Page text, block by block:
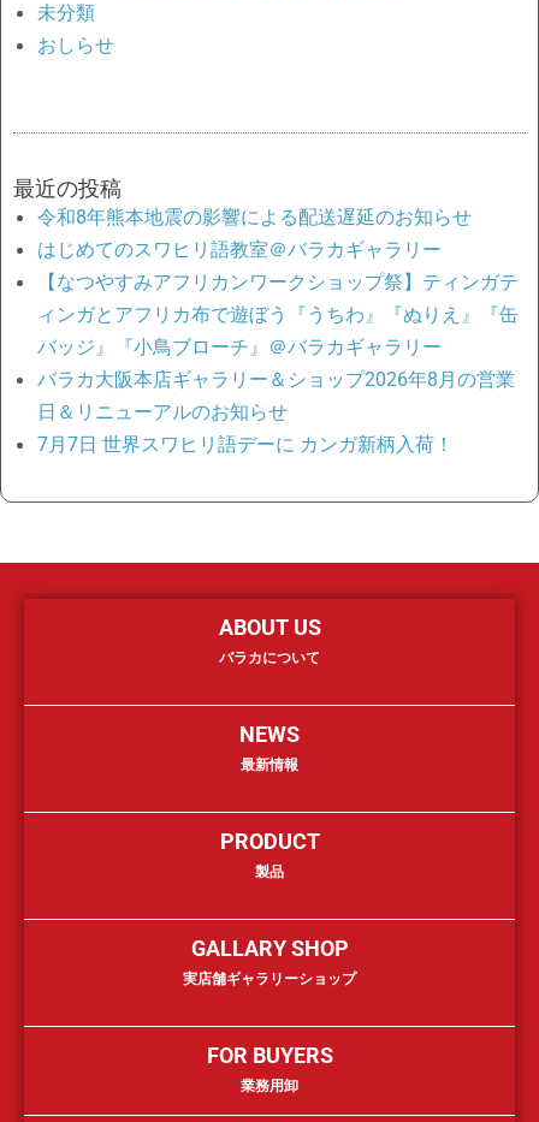
未分類
おしらせ
最近の投稿
令和8年熊本地震の影響による配送遅延のお知らせ
はじめてのスワヒリ語教室＠バラカギャラリー
【なつやすみアフリカンワークショップ祭】ティンガテ
ィンガとアフリカ布で遊ぼう『うちわ』『ぬりえ』『缶
バッジ』『小鳥ブローチ』＠バラカギャラリー
バラカ大阪本店ギャラリー＆ショップ2026年8月の営業
日＆リニューアルのお知らせ
7月7日 世界スワヒリ語デーに カンガ新柄入荷！
ABOUT US
バラカについて
NEWS
最新情報
PRODUCT
製品
GALLARY SHOP
実店舗ギャラリーショップ
FOR BUYERS
業務用卸